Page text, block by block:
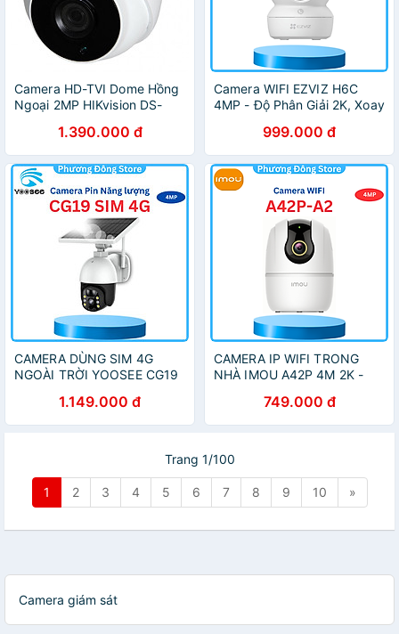
Camera HD-TVI Dome Hồng
Ngoại 2MP HIKvision DS-
1.390.000 đ
Camera WIFI EZVIZ H6C
4MP - Độ Phân Giải 2K, Xoay
Hàng chính hãng
999.000 đ
CAMERA DÙNG SIM 4G
NGOÀI TRỜI YOOSEE CG19
thoại hai chiều, Báo Động,
TẶNG KÈM TẤM PIN - Nhập
1.149.000 đ
CAMERA IP WIFI TRONG
NHÀ IMOU A42P 4M 2K -
Chiều, Phát hiện chuyển
động, Chống ngược sáng
749.000 đ
Trang 1/100
1 2 3 4 5 6 7 8 9 10 »
Camera giám sát